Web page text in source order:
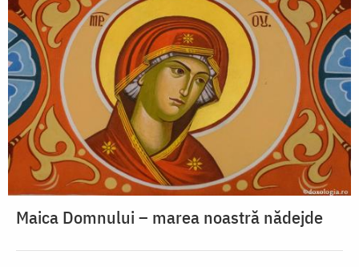
Maica Domnului – marea noastră nădejde